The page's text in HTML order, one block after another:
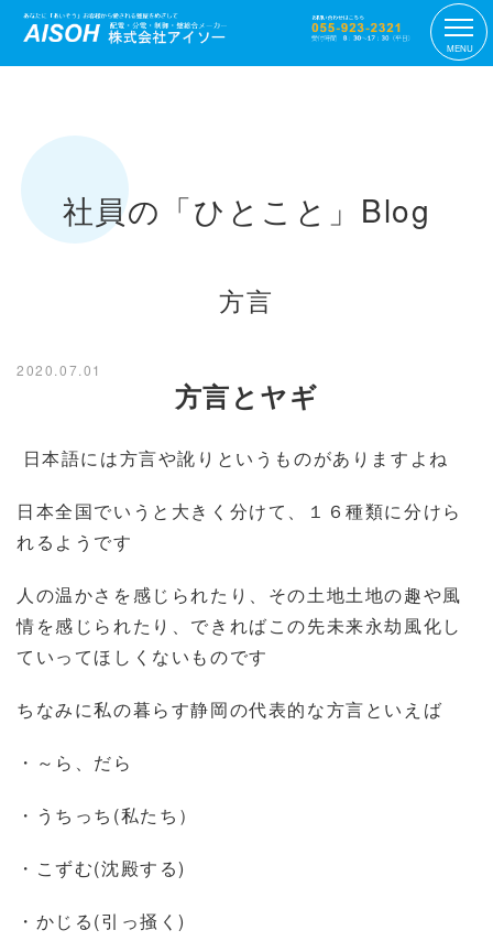
MENU
社員の「ひとこと」Blog
方言
2020.07.01
方言とヤギ
日本語には方言や訛りというものがありますよね
日本全国でいうと大きく分けて、１６種類に分けら
れるようです
人の温かさを感じられたり、その土地土地の趣や風
情を感じられたり、できればこの先未来永劫風化し
ていってほしくないものです
ちなみに私の暮らす静岡の代表的な方言といえば
・～ら、だら
・うちっち(私たち）
・こずむ(沈殿する)
・かじる(引っ掻く)